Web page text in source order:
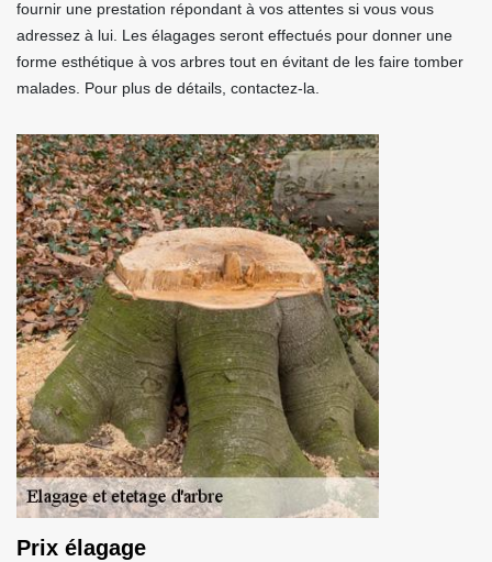
fournir une prestation répondant à vos attentes si vous vous
adressez à lui. Les élagages seront effectués pour donner une
forme esthétique à vos arbres tout en évitant de les faire tomber
malades. Pour plus de détails, contactez-la.
Prix élagage